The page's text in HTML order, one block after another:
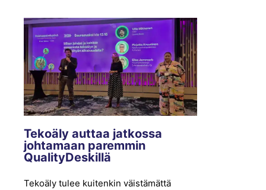
Tekoäly auttaa jatkossa
johtamaan paremmin
QualityDeskillä
Tekoäly tulee kuitenkin väistämättä